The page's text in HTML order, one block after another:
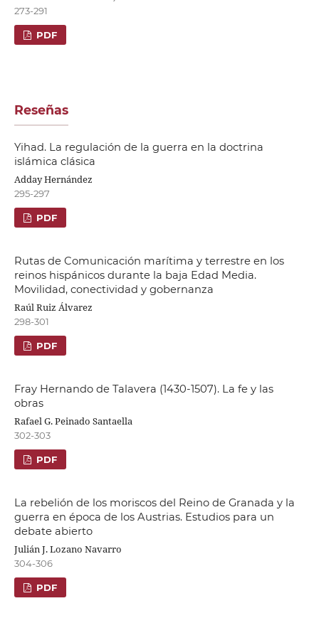
273-291
PDF
Reseñas
Yihad. La regulación de la guerra en la doctrina
islámica clásica
Adday Hernández
295-297
PDF
Rutas de Comunicación marítima y terrestre en los
reinos hispánicos durante la baja Edad Media.
Movilidad, conectividad y gobernanza
Raúl Ruiz Álvarez
298-301
PDF
Fray Hernando de Talavera (1430-1507). La fe y las
obras
Rafael G. Peinado Santaella
302-303
PDF
La rebelión de los moriscos del Reino de Granada y la
guerra en época de los Austrias. Estudios para un
debate abierto
Julián J. Lozano Navarro
304-306
PDF